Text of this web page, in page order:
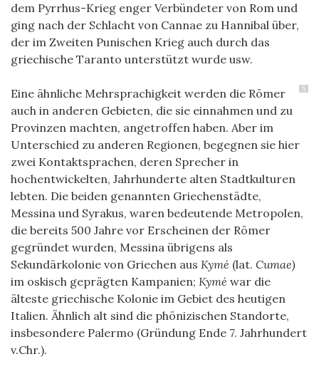
dem Pyrrhus-Krieg enger Verbündeter von Rom und
ging nach der Schlacht von Cannae zu Hannibal über,
der im Zweiten Punischen Krieg auch durch das
griechische Taranto unterstützt wurde usw.
5
Eine ähnliche Mehrsprachigkeit werden die Römer
auch in anderen Gebieten, die sie einnahmen und zu
Provinzen machten, angetroffen haben. Aber im
Unterschied zu anderen Regionen, begegnen sie hier
zwei Kontaktsprachen, deren Sprecher in
hochentwickelten, Jahrhunderte alten Stadtkulturen
lebten. Die beiden genannten Griechenstädte,
Messina und Syrakus, waren bedeutende Metropolen,
die bereits 500 Jahre vor Erscheinen der Römer
gegründet wurden, Messina übrigens als
Sekundärkolonie von Griechen aus Kymé (lat. Cumae)
im oskisch geprägten Kampanien; Kymé war die
älteste griechische Kolonie im Gebiet des heutigen
Italien. Ähnlich alt sind die phönizischen Standorte,
insbesondere Palermo (Gründung Ende 7. Jahrhundert
v.Chr.).